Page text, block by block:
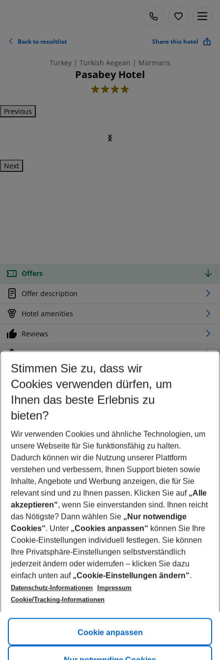
Back to resultlist Share this hotel
Turkey | Turkish Aegean | Marmaris
Pasabey Hotel
4
Previous
Next
Offers
Offer description
Hotel amenities
Reviews
Location
Customize your offer
Find the perfect deal which suits your best
Your departure airport
Any airport
Select your date range
10/08/26–08/08/27 5-8 nights
Who will travel
2 adults No children
Show more filter
Footer
Footer navigation
Title A
Link A
Stimmen Sie zu, dass wir
Cookies verwenden dürfen, um
Ihnen das beste Erlebnis zu
bieten?
Wir verwenden Cookies und ähnliche Technologien, um
unsere Webseite für Sie funktionsfähig zu halten.
Dadurch können wir die Nutzung unserer Plattform
verstehen und verbessern, Ihnen Support bieten sowie
Inhalte, Angebote und Werbung anzeigen, die für Sie
relevant sind und zu Ihnen passen. Klicken Sie auf „Alle
akzeptieren“, wenn Sie einverstanden sind. Ihnen reicht
das Nötigste? Dann wählen Sie „Nur notwendige
Cookies“. Unter „Cookies anpassen“ können Sie Ihre
Cookie-Einstellungen individuell festlegen. Sie können
Ihre Privatsphäre-Einstellungen selbstverständlich
jederzeit ändern oder widerrufen – klicken Sie dazu
einfach unten auf „Cookie-Einstellungen ändern“.
Datenschutz-Informationen
Impressum
Cookie/Tracking-Informationen
Cookie anpassen